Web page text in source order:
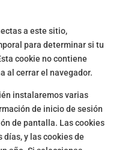
a este sitio,
para determinar si tu
cookie no contiene
al cerrar el navegador.
instalaremos varias
de inicio de sesión
de pantalla. Las cookies
días, y las cookies de